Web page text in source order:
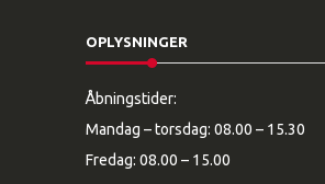
OPLYSNINGER
Åbningstider:
Mandag – torsdag: 08.00 – 15.30
Fredag: 08.00 – 15.00